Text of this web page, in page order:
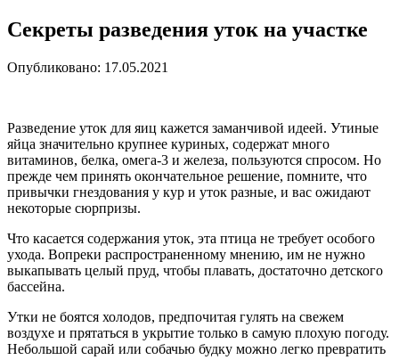
Секреты разведения уток на участке
Опубликовано: 17.05.2021
Разведение уток для яиц кажется заманчивой идеей. Утиные
яйца значительно крупнее куриных, содержат много
витаминов, белка, омега-3 и железа, пользуются спросом. Но
прежде чем принять окончательное решение, помните, что
привычки гнездования у кур и уток разные, и вас ожидают
некоторые сюрпризы.
Что касается содержания уток, эта птица не требует особого
ухода. Вопреки распространенному мнению, им не нужно
выкапывать целый пруд, чтобы плавать, достаточно детского
бассейна.
Утки не боятся холодов, предпочитая гулять на свежем
воздухе и прятаться в укрытие только в самую плохую погоду.
Небольшой сарай или собачью будку можно легко превратить